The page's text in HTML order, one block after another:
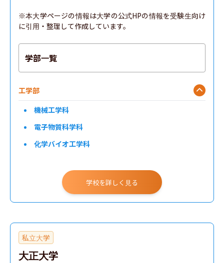
※本大学ページの情報は大学の公式HPの情報を受験生向け
に引用・整理して作成しています。
学部一覧
工学部
機械工学科
電子物質科学科
化学バイオ工学科
学校を詳しく見る
私立大学
大正大学